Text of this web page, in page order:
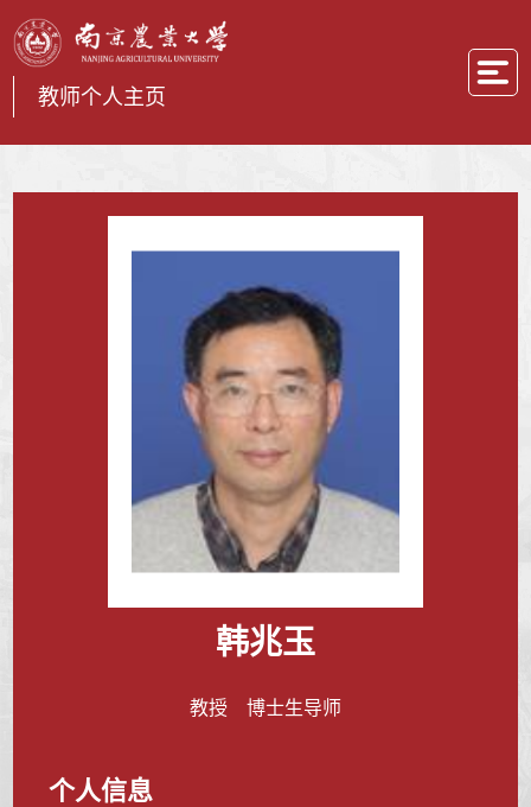
教师个人主页
韩兆玉
教授 博士生导师
个人信息